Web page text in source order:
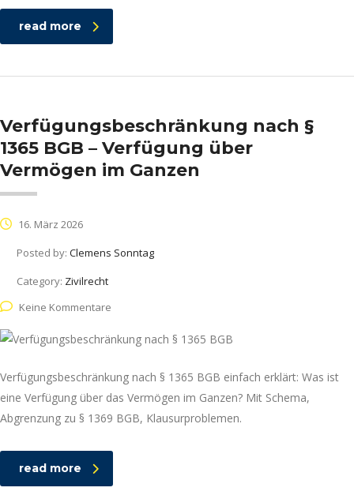
read more
Verfügungsbeschränkung nach §
1365 BGB – Verfügung über
Vermögen im Ganzen
16. März 2026
Posted by: Clemens Sonntag
Category: Zivilrecht
Keine Kommentare
Verfügungsbeschränkung nach § 1365 BGB einfach erklärt: Was ist
eine Verfügung über das Vermögen im Ganzen? Mit Schema,
Abgrenzung zu § 1369 BGB, Klausurproblemen.
read more